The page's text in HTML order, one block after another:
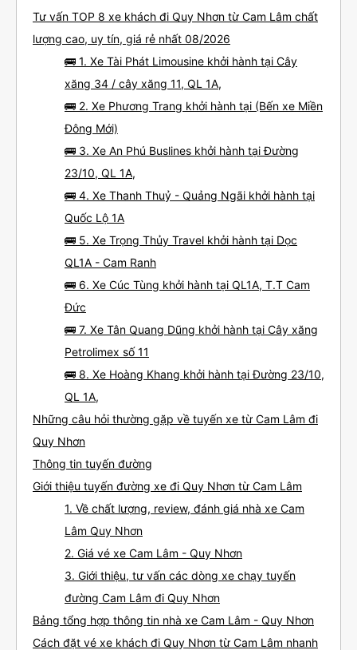
Tư vấn TOP 8 xe khách đi Quy Nhơn từ Cam Lâm chất
lượng cao, uy tín, giá rẻ nhất 08/2026
🚌 1. Xe Tài Phát Limousine khởi hành tại Cây
xăng 34 / cây xăng 11, QL 1A,
🚌 2. Xe Phương Trang khởi hành tại (Bến xe Miền
Đông Mới)
🚌 3. Xe An Phú Buslines khởi hành tại Đường
23/10, QL 1A,
🚌 4. Xe Thanh Thuỷ - Quảng Ngãi khởi hành tại
Quốc Lộ 1A
🚌 5. Xe Trọng Thủy Travel khởi hành tại Dọc
QL1A - Cam Ranh
🚌 6. Xe Cúc Tùng khởi hành tại QL1A, T.T Cam
Đức
🚌 7. Xe Tân Quang Dũng khởi hành tại Cây xăng
Petrolimex số 11
🚌 8. Xe Hoàng Khang khởi hành tại Đường 23/10,
QL 1A,
Những câu hỏi thường gặp về tuyến xe từ Cam Lâm đi
Quy Nhơn
Thông tin tuyến đường
Giới thiệu tuyến đường xe đi Quy Nhơn từ Cam Lâm
1. Về chất lượng, review, đánh giá nhà xe Cam
Lâm Quy Nhơn
2. Giá vé xe Cam Lâm - Quy Nhơn
3. Giới thiệu, tư vấn các dòng xe chạy tuyến
đường Cam Lâm đi Quy Nhơn
Bảng tổng hợp thông tin nhà xe Cam Lâm - Quy Nhơn
Cách đặt vé xe khách đi Quy Nhơn từ Cam Lâm nhanh